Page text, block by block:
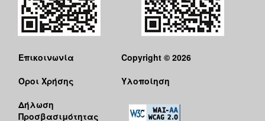
Επικοινωνία
Όροι Χρήσης
Δήλωση
Προσβασιμότητας
Copyright © 2026
Υλοποίηση